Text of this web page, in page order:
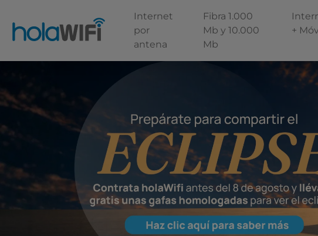
Internet
por
antena
Fibra 1.000
Mb y 10.000
Mb
+